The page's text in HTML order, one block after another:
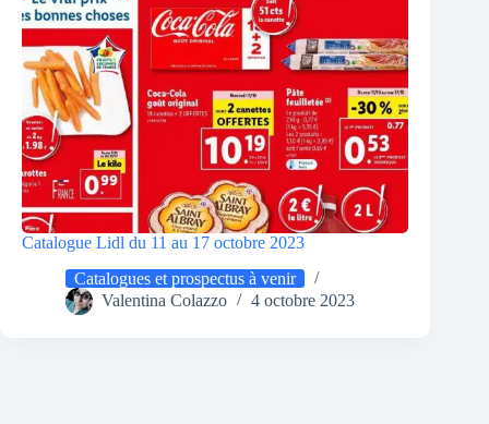
Catalogue Lidl du 11 au 17 octobre 2023
Catalogues et prospectus à venir
Valentina Colazzo
4 octobre 2023